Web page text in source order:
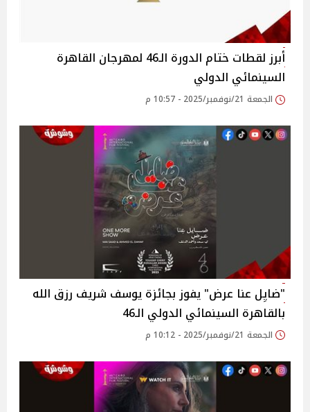
أبرز لقطات ختام الدورة الـ46 لمهرجان القاهرة
السينمائي الدولي
الجمعة 21/نوفمبر/2025 - 10:57 م
"ضايِل عنا عرض" يفوز بجائزة يوسف شريف رزق الله
بالقاهرة السينمائي الدولي الـ46
الجمعة 21/نوفمبر/2025 - 10:12 م